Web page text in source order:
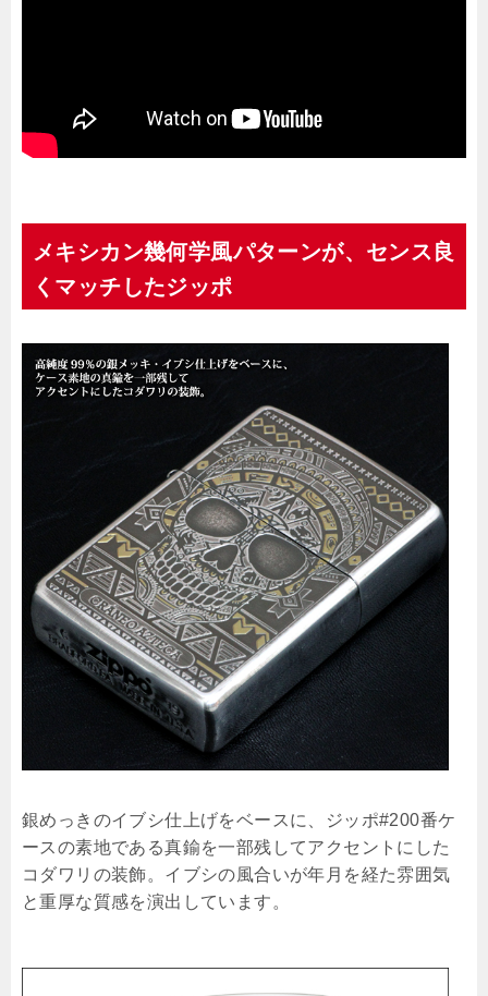
メキシカン幾何学風パターンが、センス良
くマッチしたジッポ
銀めっきのイブシ仕上げをベースに、ジッポ#200番ケ
ースの素地である真鍮を一部残してアクセントにした
コダワリの装飾。イブシの風合いが年月を経た雰囲気
と重厚な質感を演出しています。